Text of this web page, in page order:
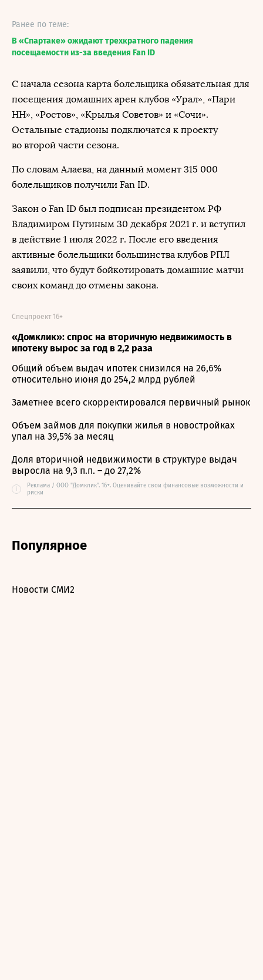
Ранее по теме:
В «Спартаке» ожидают трехкратного падения
посещаемости из-за введения Fan ID
С начала сезона карта болельщика обязательная для
посещения домашних арен клубов «Урал», «Пари
НН», «Ростов», «Крылья Советов» и «Сочи».
Остальные стадионы подключатся к проекту
во второй части сезона.
По словам Алаева, на данный момент 315 000
болельщиков получили Fan ID.
Закон о Fan ID был подписан президентом РФ
Владимиром Путиным 30 декабря 2021 г. и вступил
в действие 1 июля 2022 г. После его введения
активные болельщики большинства клубов РПЛ
заявили, что будут бойкотировать домашние матчи
своих команд до отмены закона.
«Домклик»: спрос на вторичную недвижимость в
ипотеку вырос за год в 2,2 раза
Спецпроект 16+
Общий объем выдач ипотек снизился на 26,6%
относительно июня до 254,2 млрд рублей
Заметнее всего скорректировался первичный рынок
Объем займов для покупки жилья в новостройках
упал на 39,5% за месяц
Доля вторичной недвижимости в структуре выдач
выросла на 9,3 п.п. – до 27,2%
i
Реклама / ООО "Домклик". 16+. Оценивайте свои финансовые возможности и
риски
Популярное
Новости СМИ2